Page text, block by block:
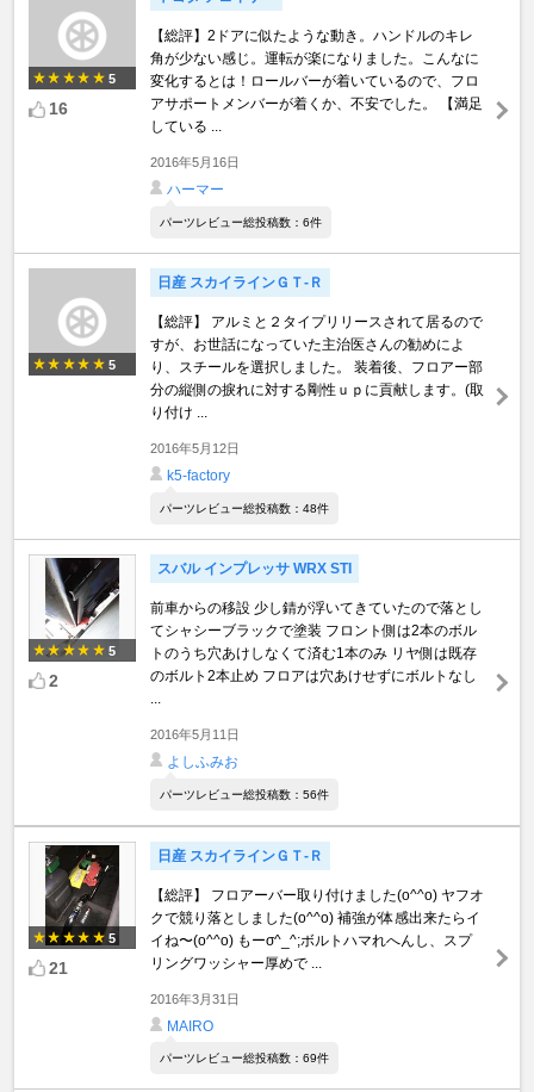
5
16
【総評】2ドアに似たような動き。ハンドルのキレ
角が少ない感じ。運転が楽になりました。こんなに
変化するとは！ロールバーが着いているので、フロ
アサポートメンバーが着くか、不安でした。 【満足
している ...
2016年5月16日
ハーマー
パーツレビュー総投稿数：6件
5
日産 スカイラインＧＴ‐Ｒ
【総評】 アルミと２タイプリリースされて居るので
すが、お世話になっていた主治医さんの勧めによ
り、スチールを選択しました。 装着後、フロアー部
分の縦側の捩れに対する剛性ｕｐに貢献します。(取
り付け ...
2016年5月12日
k5-factory
パーツレビュー総投稿数：48件
5
2
スバル インプレッサ WRX STI
前車からの移設 少し錆が浮いてきていたので落とし
てシャシーブラックで塗装 フロント側は2本のボル
トのうち穴あけしなくて済む1本のみ リヤ側は既存
のボルト2本止め フロアは穴あけせずにボルトなし
2016年5月11日
よしふみお
パーツレビュー総投稿数：56件
5
21
日産 スカイラインＧＴ‐Ｒ
【総評】 フロアーバー取り付けました(o^^o) ヤフオ
クで競り落としました(o^^o) 補強が体感出来たらイ
イね〜(o^^o) もーσ^_^;ボルトハマれへんし、スプ
リングワッシャー厚めで ...
2016年3月31日
MAIRO
パーツレビュー総投稿数：69件